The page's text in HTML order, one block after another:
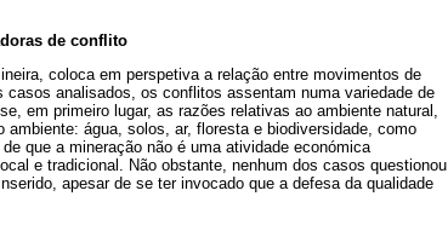
de conflito
coloca em perspetiva a relação entre movimentos de
analisados, os conflitos assentam numa variedade de
em primeiro lugar, as razões relativas ao ambiente natural,
água, solos, ar, floresta e biodiversidade, como
que a mineração não é uma atividade económica
e tradicional. Não obstante, nenhum dos casos questionou
apesar de se ter invocado que a defesa da qualidade